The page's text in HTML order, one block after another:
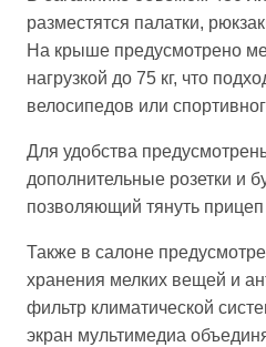
разместятся палатки,
На крыше предусмотрено
нагрузкой до 75 кг, что
велосипедов или
Для удобства
дополнительные розетки и
позволяющий тянуть прицеп
Также в салоне
хранения мелких вещей и
фильтр климатической
экран мультимедиа